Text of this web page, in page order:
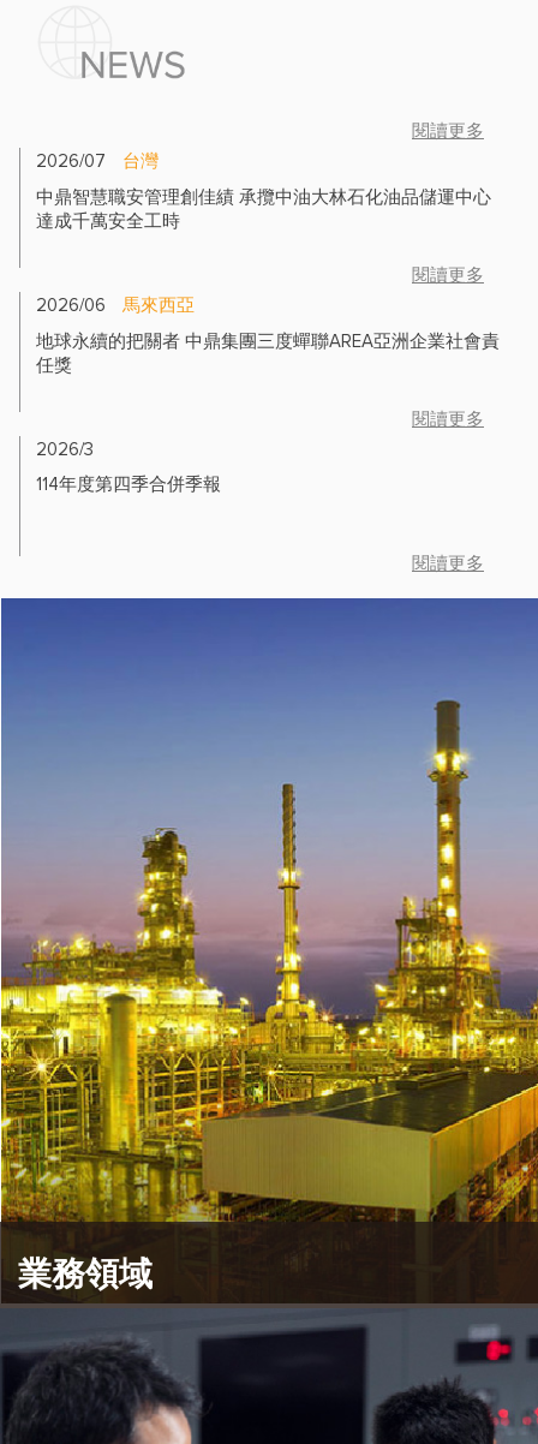
閱讀更多
2026/07
台灣
中鼎智慧職安管理創佳績 承攬中油大林石化油品儲運中心
達成千萬安全工時
閱讀更多
2026/06
馬來西亞
地球永續的把關者 中鼎集團三度蟬聯AREA亞洲企業社會責
任獎
閱讀更多
2026/3
114年度第四季合併季報
閱讀更多
業務領域
CTCI積極經營煉油石化、電力、環境、交通和一般
工業市場，穩居台灣統包工程產業領先地位。